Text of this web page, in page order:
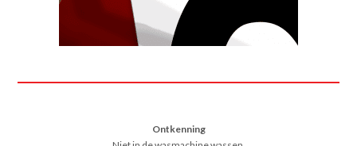
Ontkenning